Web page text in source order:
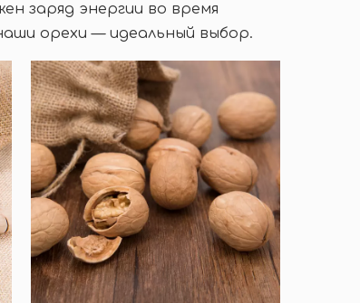
заряд энергии во время
орехи — идеальный выбор.